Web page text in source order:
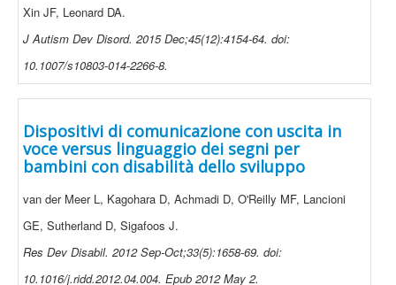
Xin JF, Leonard DA.
J Autism Dev Disord. 2015 Dec;45(12):4154-64. doi:
10.1007/s10803-014-2266-8.
Dispositivi di comunicazione con uscita in
voce versus linguaggio dei segni per
bambini con disabilità dello sviluppo
van der Meer L, Kagohara D, Achmadi D, O'Reilly MF, Lancioni
GE, Sutherland D, Sigafoos J.
Res Dev Disabil. 2012 Sep-Oct;33(5):1658-69. doi:
10.1016/j.ridd.2012.04.004. Epub 2012 May 2.